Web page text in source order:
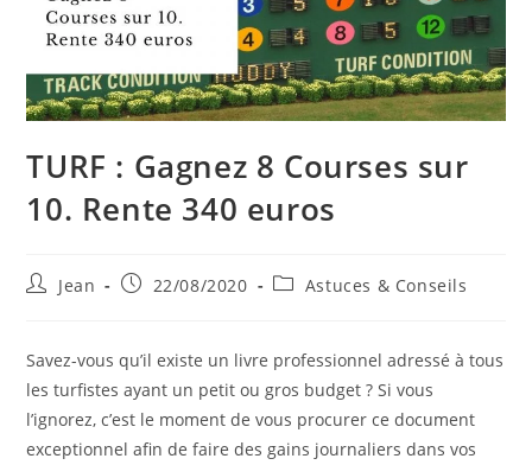
TURF : Gagnez 8 Courses sur
10. Rente 340 euros
Jean 22/08/2020 Astuces & Conseils
Savez-vous qu’il existe un livre professionnel adressé à tous
les turfistes ayant un petit ou gros budget ? Si vous
l’ignorez, c’est le moment de vous procurer ce document
exceptionnel afin de faire des gains journaliers dans vos